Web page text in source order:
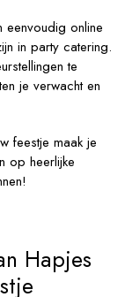
eenvoudig online
in party catering.
te
je verwacht en
feestje maak je
op heerlijke
Hapjes